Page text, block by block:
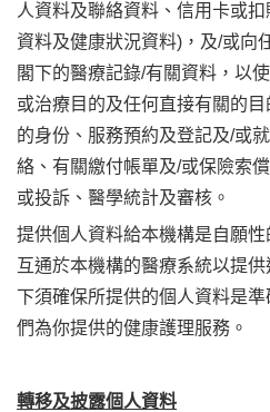
人資料及聯絡資料、信用卡或
資料及健康狀況資料)，及/或向
閣下的醫療記錄/有關資料，以
或治療目的及任何直接有關的
的身份、服務預約及登記及/或
絡、有關繳付帳單及/或保險索
或投訴、醫學統計及審核。
提供個人資料給本機構是自願
互通於本機構的醫療系統以提
下須確保所提供的個人資料是
們為你提供的健康護理服務。
轉移及披露個人資料